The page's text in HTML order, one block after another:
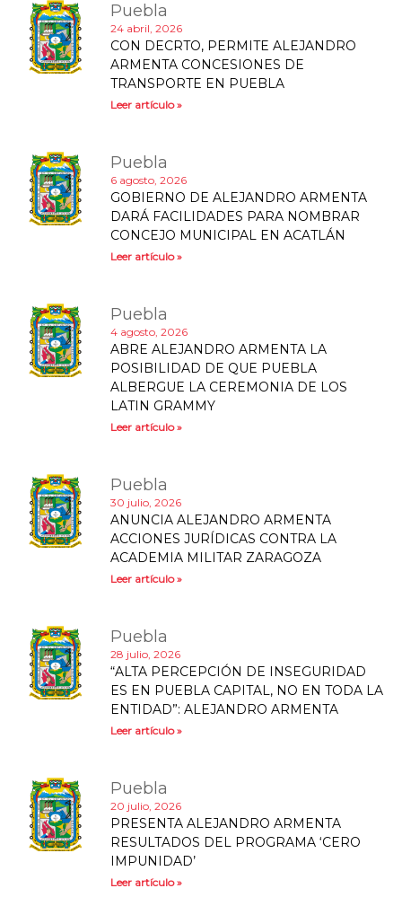
Puebla
24 abril, 2026
CON DECRTO, PERMITE ALEJANDRO
ARMENTA CONCESIONES DE
TRANSPORTE EN PUEBLA
Leer artículo »
Puebla
6 agosto, 2026
GOBIERNO DE ALEJANDRO ARMENTA
DARÁ FACILIDADES PARA NOMBRAR
CONCEJO MUNICIPAL EN ACATLÁN
Leer artículo »
Puebla
4 agosto, 2026
ABRE ALEJANDRO ARMENTA LA
POSIBILIDAD DE QUE PUEBLA
ALBERGUE LA CEREMONIA DE LOS
LATIN GRAMMY
Leer artículo »
Puebla
30 julio, 2026
ANUNCIA ALEJANDRO ARMENTA
ACCIONES JURÍDICAS CONTRA LA
ACADEMIA MILITAR ZARAGOZA
Leer artículo »
Puebla
28 julio, 2026
“ALTA PERCEPCIÓN DE INSEGURIDAD
ES EN PUEBLA CAPITAL, NO EN TODA LA
ENTIDAD”: ALEJANDRO ARMENTA
Leer artículo »
Puebla
20 julio, 2026
PRESENTA ALEJANDRO ARMENTA
RESULTADOS DEL PROGRAMA ‘CERO
IMPUNIDAD’
Leer artículo »